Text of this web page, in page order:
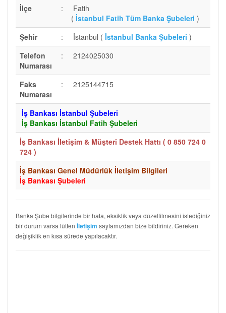
İlçe
:
Fatih
( İstanbul Fatih Tüm Banka Şubeleri )
Şehir
: İstanbul ( İstanbul Banka Şubeleri )
Telefon
Numarası
: 2124025030
Faks
Numarası
: 2125144715
İş Bankası İstanbul Şubeleri
İş Bankası İstanbul Fatih Şubeleri
İş Bankası İletişim & Müşteri Destek Hattı ( 0 850 724 0
724 )
İş Bankası Genel Müdürlük İletişim Bilgileri
İş Bankası Şubeleri
Banka Şube bilgilerinde bir hata, eksiklik veya düzeltilmesini istediğiniz
bir durum varsa lütfen İletişim sayfamızdan bize bildiriniz. Gereken
değişiklik en kısa sürede yapılacaktır.